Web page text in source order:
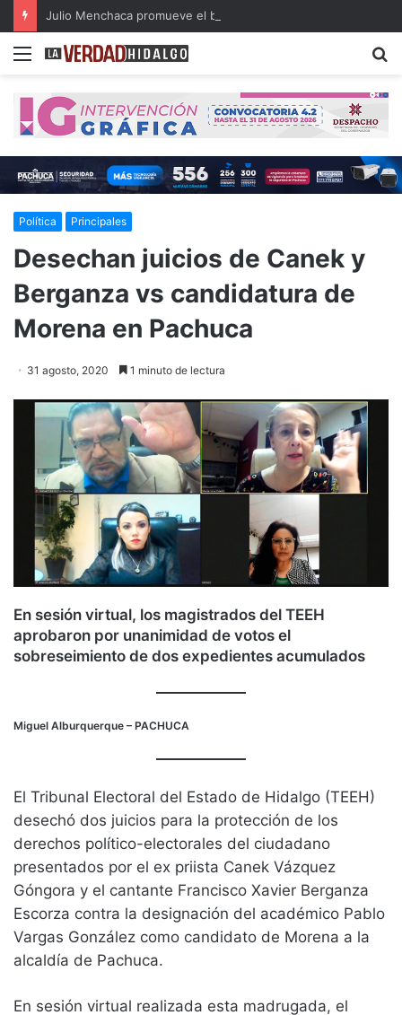
Menu
Política Principales
Desechan juicios de Canek y
Berganza vs candidatura de
Morena en Pachuca
31 agosto, 2020 1 minuto de lectura
En sesión virtual, los magistrados del TEEH
aprobaron por unanimidad de votos el
sobreseimiento de dos expedientes acumulados
Miguel Alburquerque – PACHUCA
El Tribunal Electoral del Estado de Hidalgo (TEEH)
desechó dos juicios para la protección de los
derechos político-electorales del ciudadano
presentados por el ex priista Canek Vázquez
Góngora y el cantante Francisco Xavier Berganza
Escorza contra la designación del académico Pablo
Vargas González como candidato de Morena a la
alcaldía de Pachuca.
En sesión virtual realizada esta madrugada, el